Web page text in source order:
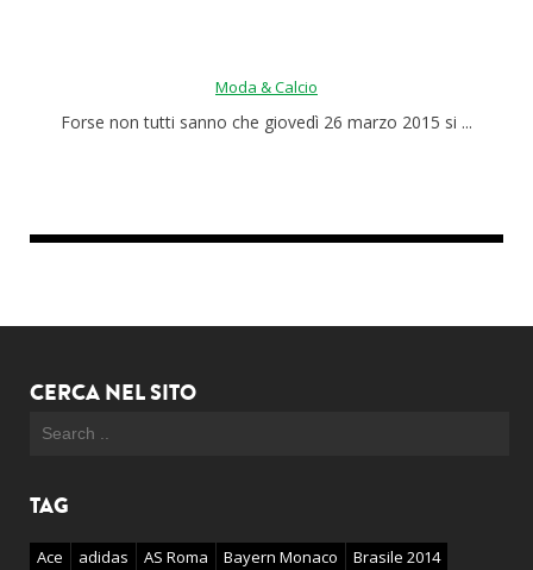
Moda & Calcio
Forse non tutti sanno che giovedì 26 marzo 2015 si ...
CERCA NEL SITO
TAG
Ace adidas AS Roma Bayern Monaco
Brasile 2014